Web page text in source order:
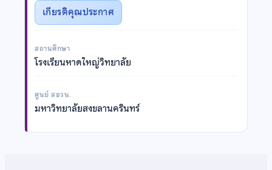
เกียรติคุณประกาศ
สถานศึกษา
โรงเรียนหาดใหญ่วิทยาลัย
ศูนย์ สอวน.
มหาวิทยาลัยสงขลานครินทร์